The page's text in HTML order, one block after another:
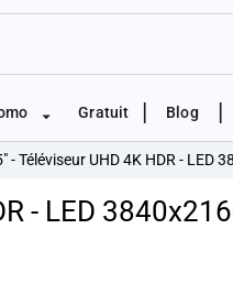
Gratuit Blog
- Téléviseur UHD 4K HDR - LED
- LED